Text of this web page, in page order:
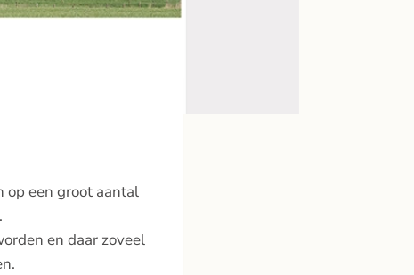
op een groot aantal
en daar zoveel